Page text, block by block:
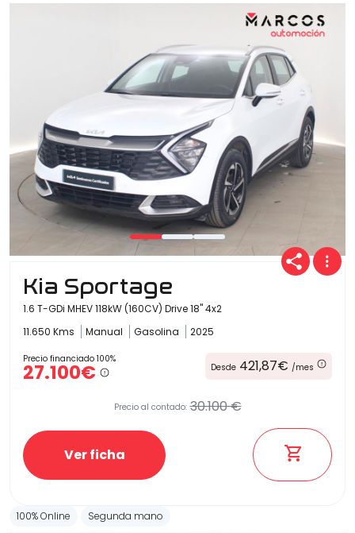
Kia Sportage
1.6 T-GDi MHEV 118kW (160CV) Drive 18" 4x2
11.650 Kms
Manual Gasolina 2025
Precio financiado 100%
27.100€ Desde 421,87€ /mes
Precio al contado: 30.100 €
Ver ficha
100% Online Segunda mano